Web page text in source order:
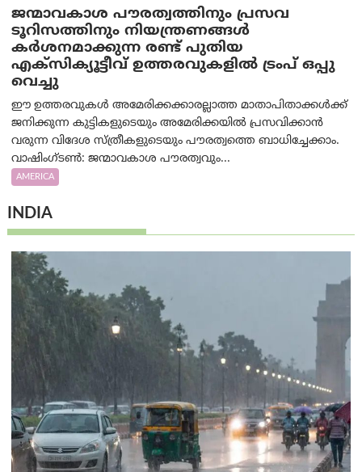
ജന്മാവകാശ പൗരത്വത്തിനും പ്രസവ
ടൂറിസത്തിനും നിയന്ത്രണങ്ങൾ
കർശനമാക്കുന്ന രണ്ട് പുതിയ
എക്സിക്യൂട്ടീവ് ഉത്തരവുകളിൽ ട്രംപ് ഒപ്പു
വെച്ചു
ഈ ഉത്തരവുകൾ അമേരിക്കക്കാരല്ലാത്ത മാതാപിതാക്കൾക്ക്
ജനിക്കുന്ന കുട്ടികളുടെയും അമേരിക്കയിൽ പ്രസവിക്കാൻ
വരുന്ന വിദേശ സ്ത്രീകളുടെയും പൗരത്വത്തെ ബാധിച്ചേക്കാം.
വാഷിംഗ്ടണ്‍: ജന്മാവകാശ പൗരത്വവും...
AMERICA
INDIA